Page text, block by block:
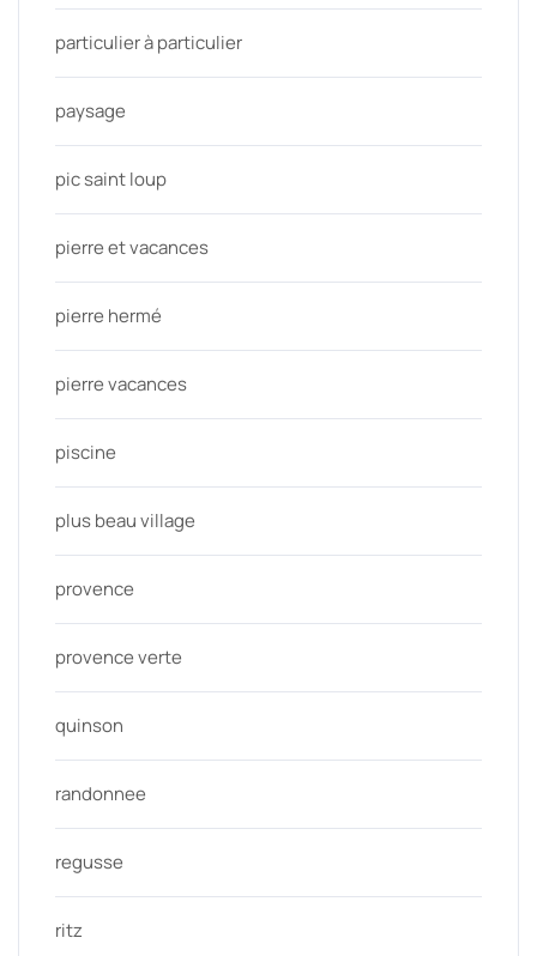
particulier à particulier
paysage
pic saint loup
pierre et vacances
pierre hermé
pierre vacances
piscine
plus beau village
provence
provence verte
quinson
randonnee
regusse
ritz